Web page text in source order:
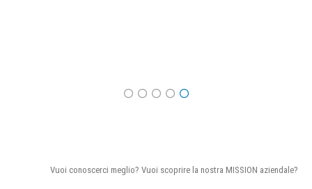
Vuoi conoscerci meglio? Vuoi scoprire la nostra MISSION aziendale?